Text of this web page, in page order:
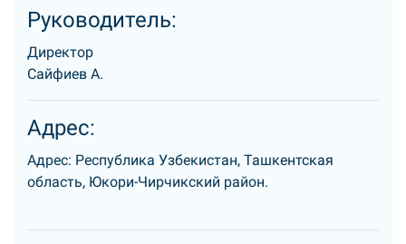
Руководитель:
Директор
Сайфиев А.
Адрес:
Адрес: Республика Узбекистан, Ташкентская
область, Юкори-Чирчикский район.